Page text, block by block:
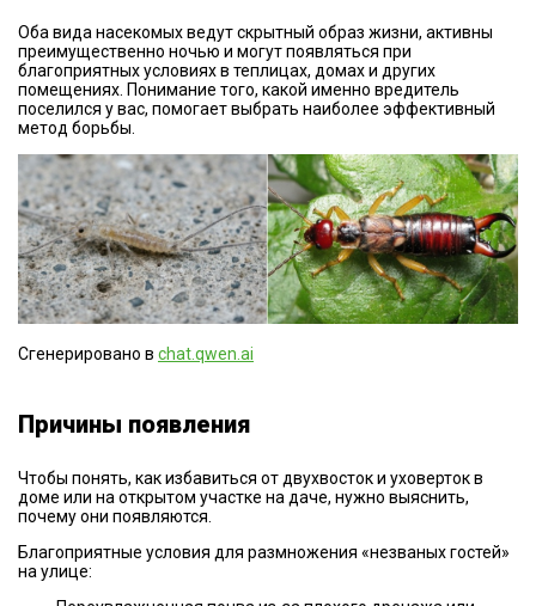
Оба вида насекомых ведут скрытный образ жизни, активны
преимущественно ночью и могут появляться при
благоприятных условиях в теплицах, домах и других
помещениях. Понимание того, какой именно вредитель
поселился у вас, помогает выбрать наиболее эффективный
метод борьбы.
Сгенерировано в chat.qwen.ai
Причины появления
Чтобы понять, как избавиться от двухвосток и уховерток в
доме или на открытом участке на даче, нужно выяснить,
почему они появляются.
Благоприятные условия для размножения «незваных гостей»
на улице: